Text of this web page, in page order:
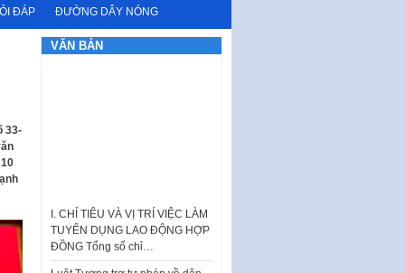
ĐÁP ĐƯỜNG DÂY NÓNG
33-
VĂN BẢN
TUYỂN DỤNG LAO ĐỘNG HỢP
ĐỒNG Tổng số chỉ…
Luật Tương trợ tư pháp về dân